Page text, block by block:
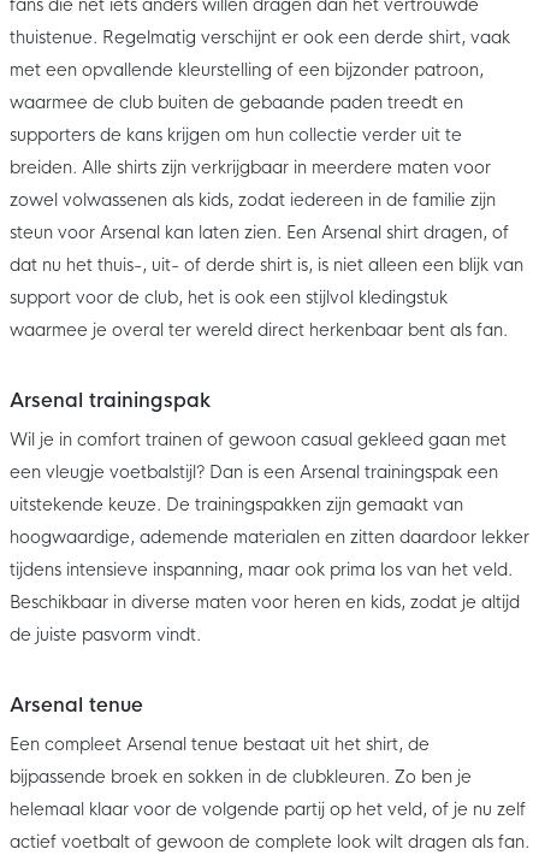
fans die net iets anders willen dragen dan het vertrouwde
thuistenue. Regelmatig verschijnt er ook een derde shirt, vaak
met een opvallende kleurstelling of een bijzonder patroon,
waarmee de club buiten de gebaande paden treedt en
supporters de kans krijgen om hun collectie verder uit te
breiden. Alle shirts zijn verkrijgbaar in meerdere maten voor
zowel volwassenen als kids, zodat iedereen in de familie zijn
steun voor Arsenal kan laten zien. Een Arsenal shirt dragen, of
dat nu het thuis-, uit- of derde shirt is, is niet alleen een blijk van
support voor de club, het is ook een stijlvol kledingstuk
waarmee je overal ter wereld direct herkenbaar bent als fan.
Arsenal trainingspak
Wil je in comfort trainen of gewoon casual gekleed gaan met
een vleugje voetbalstijl? Dan is een Arsenal trainingspak een
uitstekende keuze. De trainingspakken zijn gemaakt van
hoogwaardige, ademende materialen en zitten daardoor lekker
tijdens intensieve inspanning, maar ook prima los van het veld.
Beschikbaar in diverse maten voor heren en kids, zodat je altijd
de juiste pasvorm vindt.
Arsenal tenue
Een compleet Arsenal tenue bestaat uit het shirt, de
bijpassende broek en sokken in de clubkleuren. Zo ben je
helemaal klaar voor de volgende partij op het veld, of je nu zelf
actief voetbalt of gewoon de complete look wilt dragen als fan.